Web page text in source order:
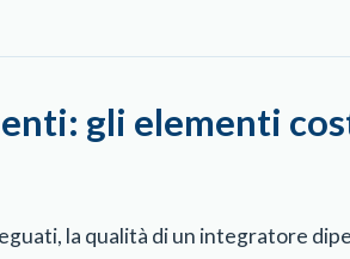
gli elementi
la qualità di un integratore